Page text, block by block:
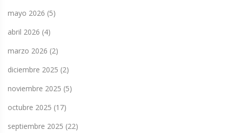
mayo 2026 (5)
abril 2026 (4)
marzo 2026 (2)
diciembre 2025 (2)
noviembre 2025 (5)
octubre 2025 (17)
septiembre 2025 (22)